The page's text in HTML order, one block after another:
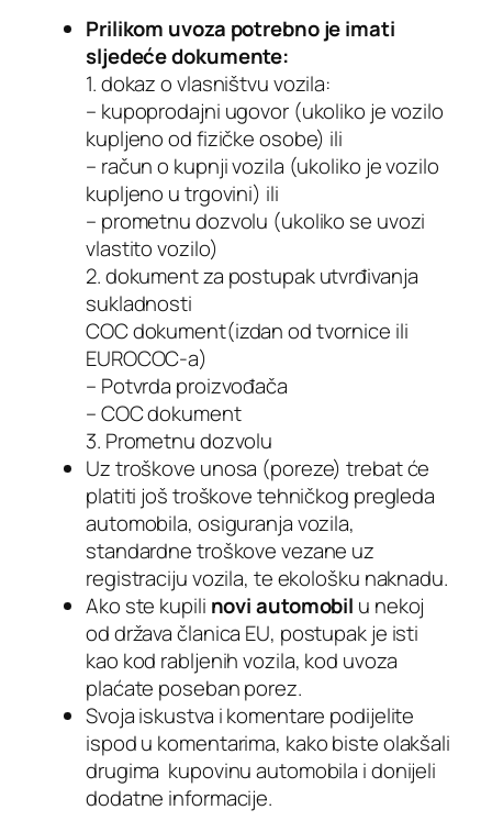
Prilikom uvoza potrebno je imati
sljedeće dokumente:
1. dokaz o vlasništvu vozila:
– kupoprodajni ugovor (ukoliko je vozilo
kupljeno od fizičke osobe) ili
– račun o kupnji vozila (ukoliko je vozilo
kupljeno u trgovini) ili
– prometnu dozvolu (ukoliko se uvozi
vlastito vozilo)
2. dokument za postupak utvrđivanja
sukladnosti
COC dokument(izdan od tvornice ili
EUROCOC-a)
– Potvrda proizvođača
– COC dokument
3. Prometnu dozvolu
Uz troškove unosa (poreze) trebat će
platiti još troškove tehničkog pregleda
automobila, osiguranja vozila,
standardne troškove vezane uz
registraciju vozila, te ekološku naknadu.
Ako ste kupili novi automobil u nekoj
od država članica EU, postupak je isti
kao kod rabljenih vozila, kod uvoza
plaćate poseban porez.
Svoja iskustva i komentare podijelite
ispod u komentarima, kako biste olakšali
drugima kupovinu automobila i donijeli
dodatne informacije.